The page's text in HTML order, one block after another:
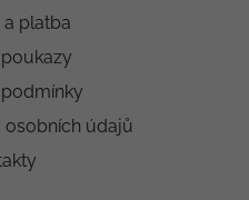
platba
údajů